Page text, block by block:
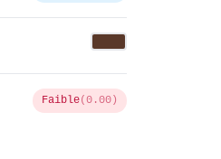
Faible(0.00)